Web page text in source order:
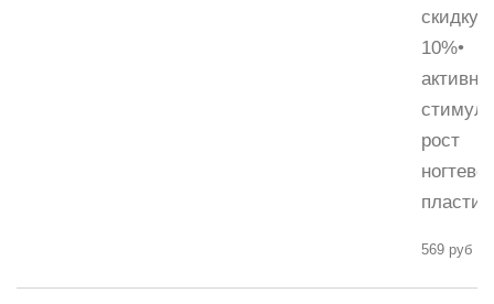
скидку
10%•
активно
рост
569 руб